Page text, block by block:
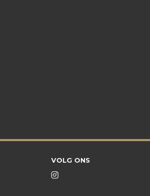
VOLG ONS